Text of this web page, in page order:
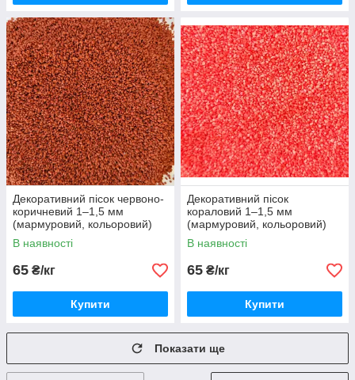
Декоративний пісок червоно-
коричневий 1–1,5 мм
(мармуровий, кольоровий)
В наявності
65 ₴/кг
Купити
Декоративний пісок
кораловий 1–1,5 мм
(мармуровий, кольоровий)
В наявності
65 ₴/кг
Купити
Показати ще